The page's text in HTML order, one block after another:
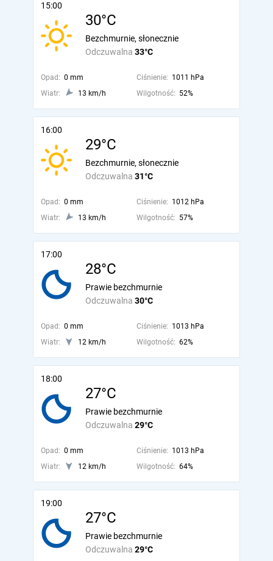
15:00
30°C
Odczuwalna 33°C
Bezchmurnie, słonecznie
Opad: 0 mm Ciśnienie: 1011 hPa
Wiatr:
13 km/h Wilgotność: 52%
16:00
29°C
Odczuwalna 31°C
Bezchmurnie, słonecznie
Opad: 0 mm Ciśnienie: 1012 hPa
Wiatr:
13 km/h Wilgotność: 57%
17:00
28°C
Odczuwalna 30°C
Prawie bezchmurnie
Opad: 0 mm Ciśnienie: 1013 hPa
Wiatr:
12 km/h Wilgotność: 62%
18:00
27°C
Odczuwalna 29°C
Prawie bezchmurnie
Opad: 0 mm Ciśnienie: 1013 hPa
Wiatr:
12 km/h Wilgotność: 64%
19:00
27°C
Odczuwalna 29°C
Prawie bezchmurnie